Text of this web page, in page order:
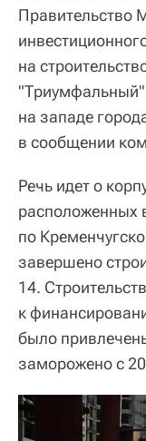
Правительство
на
на западе
в сообщении
Речь идет о
расположенных
по
завершено
14.
к
было
заморожено с